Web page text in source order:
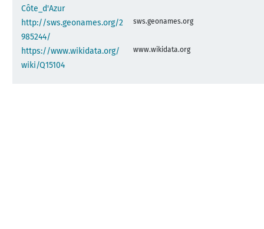
Côte_d'Azur
http://sws.geonames.org/2
985244/
sws.geonames.org
https://www.wikidata.org/
wiki/Q15104
www.wikidata.org